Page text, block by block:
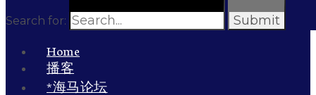
Search for:
Home
播客
*海马论坛